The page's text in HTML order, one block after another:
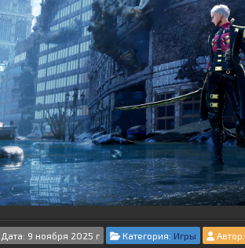
9 ноября 2025 г Категория: Игры Автор: